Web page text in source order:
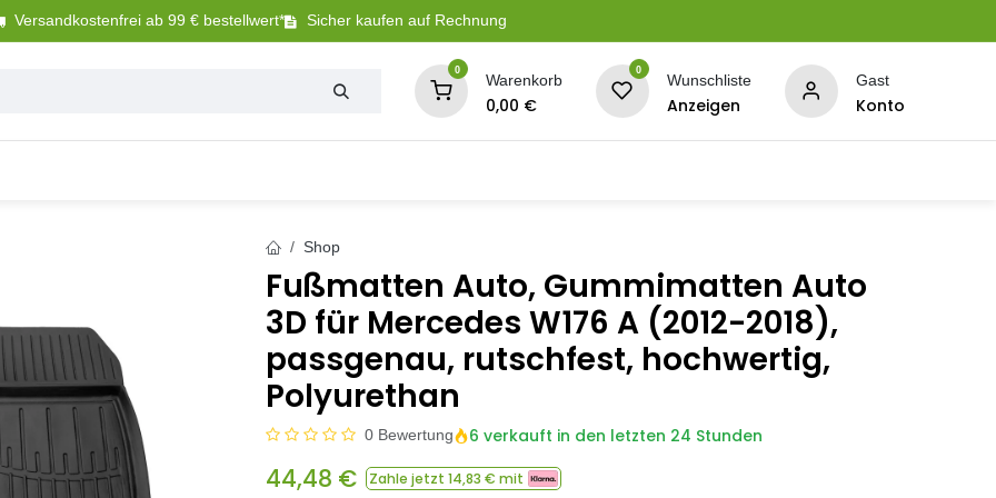
Versandkostenfrei ab 99 € bestellwert* Sicher kaufen auf Rechnung
0
Warenkorb
0,00 €
0
Wunschliste
Anzeigen
Gast
Konto
Shop
Fußmatten Auto, Gummimatten Auto
3D für Mercedes W176 A (2012-2018),
passgenau, rutschfest, hochwertig,
Polyurethan
0 Bewertung 6 verkauft in den letzten 24 Stunden
44,48 € Zahle jetzt 14,83 € mit